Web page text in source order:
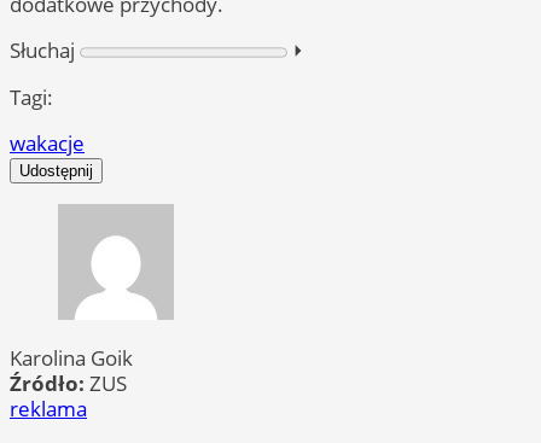
Słuchaj
⏵︎
Tagi:
wakacje
Udostępnij
Karolina Goik
Źródło: ZUS
reklama